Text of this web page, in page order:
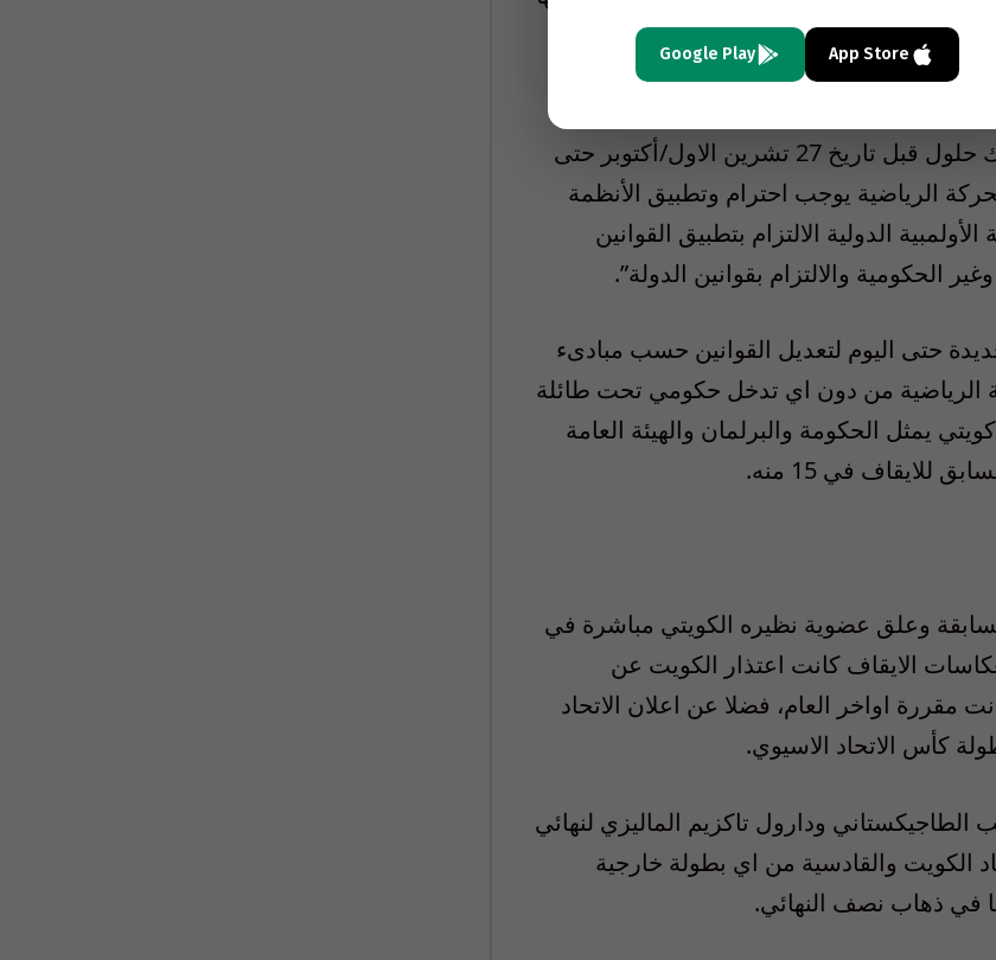
مناسبة تضمن المحافظة على سيادة الدولة
واشار الى ان الجمعية العمومية “تمنت ان تكون هناك حلول قبل تاريخ 27 تشرين الاول/أكتوبر حتى
الرياضية يوجب احترام وتطبيق الأنظمة
الدولية الالتزام بتطبيق القوانين
الحكومية والالتزام بقوانين الدولة”.
حتى اليوم لتعديل القوانين حسب مبادىء
الرياضية من دون اي تدخل حكومي تحت طائلة
يمثل الحكومة والبرلمان والهيئة العامة
للايقاف في 15 منه.
السابقة وعلق عضوية نظيره الكويتي مباشرة في
واولى انعكاسات الايقاف كانت اعتذار الكويت عن
مقررة اواخر العام، فضلا عن اعلان الاتحاد
كأس الاتحاد الاسيوي.
الطاجيكستاني ودارول تاكزيم الماليزي لنهائي
واستبعاد الكويت والقادسية من اي بطولة خارجية
في ذهاب نصف النهائي.
App Store
Google Play